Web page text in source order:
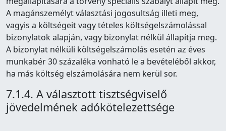
A magánszemélyt választási jogosultság illeti meg,
vagyis a költségeit vagy tételes költségelszámolással
bizonylatok alapján, vagy bizonylat nélkül állapítja meg.
A bizonylat nélküli költségelszámolás esetén az éves
munkabér 30 százaléka vonható le a bevételéből akkor,
ha más költség elszámolására nem kerül sor.
7.1.4. A választott tisztségviselő
jövedelmének adókötelezettsége